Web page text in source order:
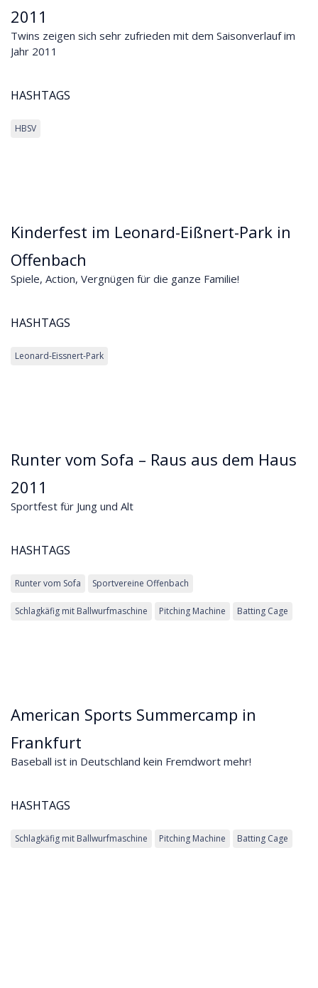
2011
Twins zeigen sich sehr zufrieden mit dem Saisonverlauf im
Jahr 2011
HASHTAGS
HBSV
Kinderfest im Leonard-Eißnert-Park in
Offenbach
Spiele, Action, Vergnügen für die ganze Familie!
HASHTAGS
Leonard-Eissnert-Park
Runter vom Sofa – Raus aus dem Haus
2011
Sportfest für Jung und Alt
HASHTAGS
Runter vom Sofa Sportvereine Offenbach
Schlagkäfig mit Ballwurfmaschine Pitching Machine Batting Cage
American Sports Summercamp in
Frankfurt
Baseball ist in Deutschland kein Fremdwort mehr!
HASHTAGS
Schlagkäfig mit Ballwurfmaschine Pitching Machine Batting Cage